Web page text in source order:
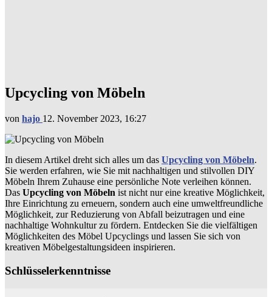
Upcycling von Möbeln
von hajo 12. November 2023, 16:27
In diesem Artikel dreht sich alles um das Upcycling von Möbeln.
Sie werden erfahren, wie Sie mit nachhaltigen und stilvollen DIY
Möbeln Ihrem Zuhause eine persönliche Note verleihen können.
Das Upcycling von Möbeln ist nicht nur eine kreative Möglichkeit,
Ihre Einrichtung zu erneuern, sondern auch eine umweltfreundliche
Möglichkeit, zur Reduzierung von Abfall beizutragen und eine
nachhaltige Wohnkultur zu fördern. Entdecken Sie die vielfältigen
Möglichkeiten des Möbel Upcyclings und lassen Sie sich von
kreativen Möbelgestaltungsideen inspirieren.
Schlüsselerkenntnisse